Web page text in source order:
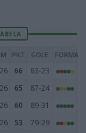
M PKT GOLE FORMA
26 66
83-23
26 65
87-24
26 60
89-31
26 53
79-29